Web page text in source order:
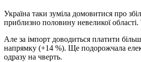
Україна таки зуміла домовитися про
приблизно половину невеликої
Але за імпорт доводиться платити
напрямку (+14 %). Ще подорожчала
одразу на чверть.